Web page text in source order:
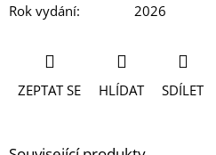
Rok vydání: 2026
ZEPTAT SE HLÍDAT SDÍLET